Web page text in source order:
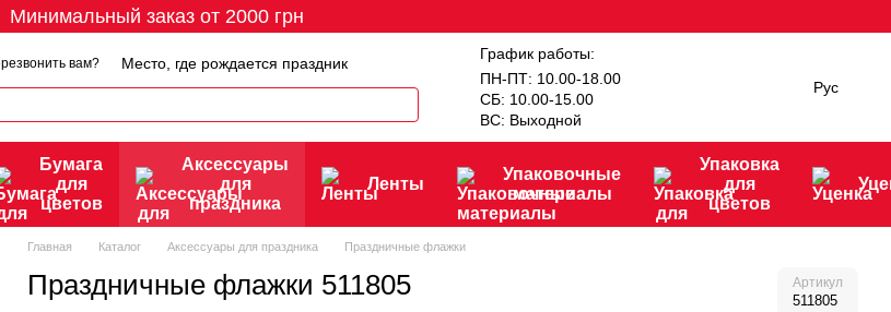
Минимальный заказ от 2000 грн
вам? Место, где рождается праздник
График работы:
ПН-ПТ: 10.00-18.00
СБ: 10.00-15.00
ВС: Выходной
Рус
Бумага
для
цветов
Аксессуары
для
праздника
Ленты
Упаковочные
материалы
Упаковка
для
цветов
Главная Каталог Аксессуары для праздника Праздничные флажки
Праздничные флажки 511805 Артикул
511805